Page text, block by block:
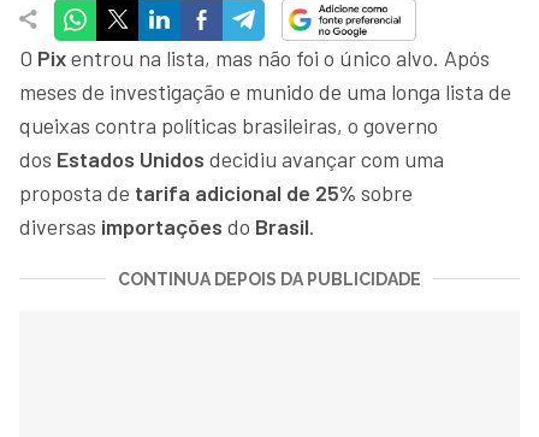
O Pixentrou na lista, mas não foi o único alvo. Após
meses de investigação e munido de uma longa lista de
queixas contra políticas brasileiras, o governo
dos Estados Unidos decidiu avançar com uma
proposta de tarifa adicional de 25% sobre
diversas importações do Brasil.
CONTINUA DEPOIS DA PUBLICIDADE